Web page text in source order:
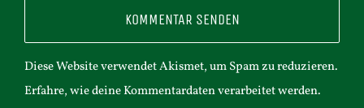
Diese Website verwendet Akismet, um Spam zu reduzieren.
Erfahre, wie deine Kommentardaten verarbeitet werden.